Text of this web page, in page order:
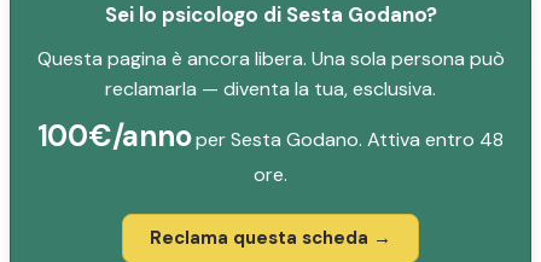
Sei lo psicologo di Sesta Godano?
Questa pagina è ancora libera. Una sola persona può
reclamarla — diventa la tua, esclusiva.
100€/annoper Sesta Godano. Attiva entro 48
ore.
Reclama questa scheda →